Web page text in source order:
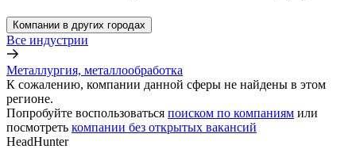
Компании в других городах
Все индустрии
Металлургия, металлообработка
К сожалению, компании данной сферы не найдены в этом
регионе.
Попробуйте воспользоваться поиском по компаниям или
посмотреть компании без открытых вакансий
HeadHunter